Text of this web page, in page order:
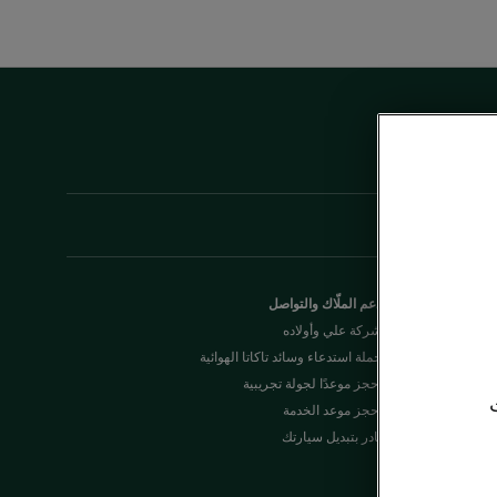
دعم الملّاك والتواصل
شركة علي وأولاده
حملة استدعاء وسائد تاكاتا الهوائية
احجز موعدًا لجولة تجريبية
احجز موعد الخدمة
بادر بتبديل سيارتك